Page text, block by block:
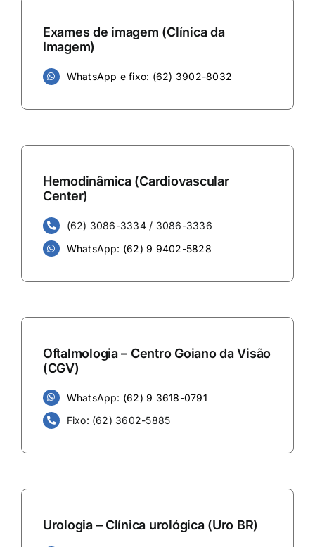
Exames de imagem (Clínica da
Imagem)
WhatsApp e fixo: (62) 3902-8032
Hemodinâmica (Cardiovascular
Center)
(62) 3086-3334 / 3086-3336
WhatsApp: (62) 9 9402-5828
Oftalmologia – Centro Goiano da Visão
(CGV)
WhatsApp: (62) 9 3618-0791
Fixo: (62) 3602-5885
Urologia – Clínica urológica (Uro BR)